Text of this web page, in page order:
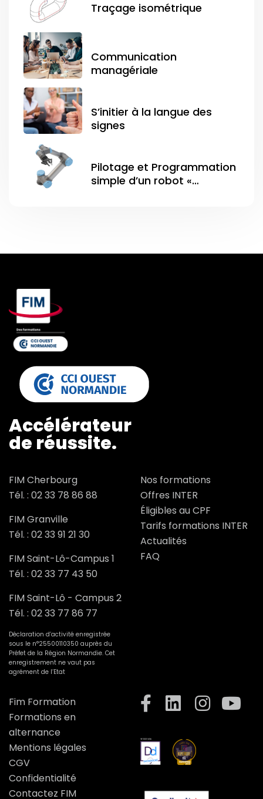
Traçage isométrique
Communication
managériale
S’initier à la langue des
signes
Pilotage et Programmation
simple d’un robot «
Accélérateur
de réussite.
FIM Cherbourg
Tél. : 02 33 78 86 88
FIM Granville
Tél. : 02 33 91 21 30
FIM Saint-Lô-Campus 1
Tél. : 02 33 77 43 50
FIM Saint-Lô - Campus 2
Tél. : 02 33 77 86 77
Déclaration d’activité enregistrée
sous le n°25500110350 auprès du
Préfet de la Région Normandie. Cet
enregistrement ne vaut pas
agrément de l’Etat
Nos formations
Offres INTER
Éligibles au CPF
Tarifs formations INTER
Actualités
FAQ
Fim Formation
Formations en
alternance
Mentions légales
CGV
Confidentialité
Contactez FIM